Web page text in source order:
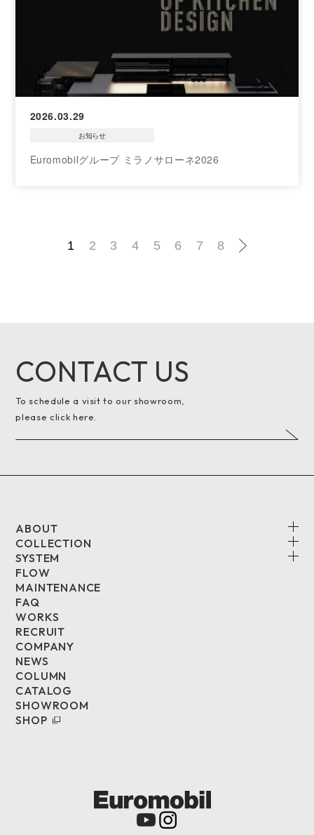
2026.03.29
お知らせ
Euromobilグループ ミラノサローネ2026
1 2 3 4 5 6 7 8
CONTACT US
To schedule a visit to our showroom,
please click here.
ABOUT
COLLECTION
SYSTEM
FLOW
MAINTENANCE
FAQ
WORKS
RECRUIT
COMPANY
NEWS
COLUMN
CATALOG
SHOWROOM
SHOP